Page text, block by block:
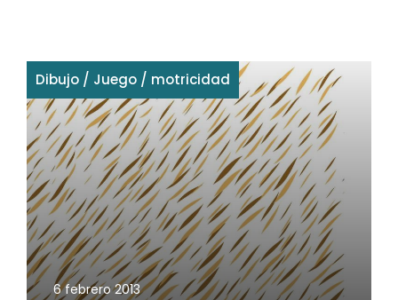
Dibujo / Juego / motricidad
6 febrero 2013